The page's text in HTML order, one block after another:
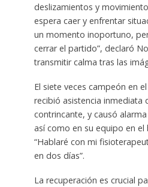
deslizamientos y
espera caer y enfrentar
un momento inoportuno,
cerrar el partido”, declaró
transmitir calma tras las
El siete veces campeón en
recibió asistencia inmediata
contrincante, y causó
así como en su equipo en el
“Hablaré con mi
en dos días”.
La recuperación es crucial